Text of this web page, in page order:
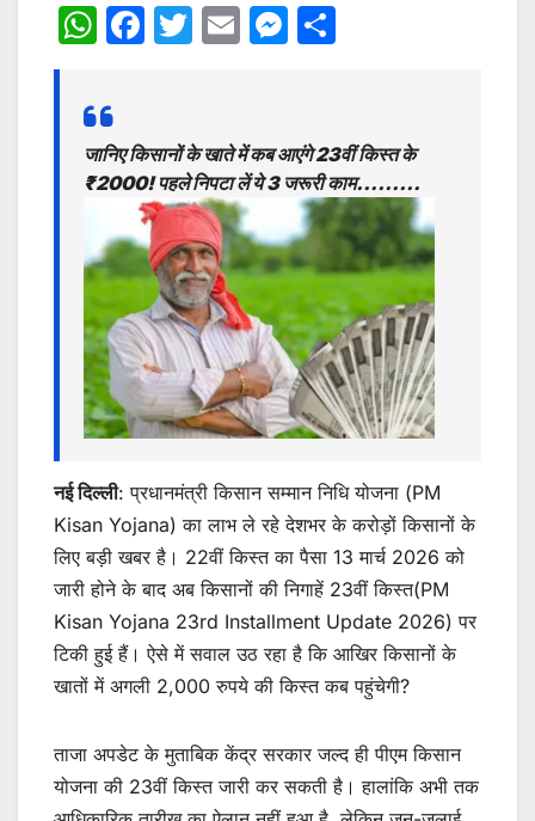
W
at
s
A
p
F
e
b
o
o
k
T
er
E
l
M
s
e
n
g
er
e
जानिए किसानों के खाते में कब आएंगे 23वीं किस्त के
₹2000! पहले निपटा लें ये 3 जरूरी काम………
नई दिल्ली: प्रधानमंत्री किसान सम्मान निधि योजना (PM
Kisan Yojana) का लाभ ले रहे देशभर के करोड़ों किसानों के
लिए बड़ी खबर है। 22वीं किस्त का पैसा 13 मार्च 2026 को
जारी होने के बाद अब किसानों की निगाहें 23वीं किस्त(PM
Kisan Yojana 23rd Installment Update 2026) पर
टिकी हुई हैं। ऐसे में सवाल उठ रहा है कि आखिर किसानों के
खातों में अगली 2,000 रुपये की किस्त कब पहुंचेगी?
ताजा अपडेट के मुताबिक केंद्र सरकार जल्द ही पीएम किसान
योजना की 23वीं किस्त जारी कर सकती है। हालांकि अभी तक